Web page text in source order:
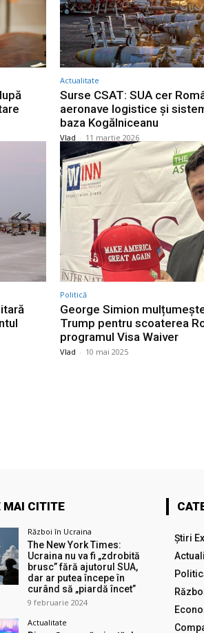
Actualitate
Surse CSAT: SUA cer
aeronave logistice și
baza Kogălniceanu
Vlad - 11 martie 2026
Politică
George Simion
Trump pentru scoaterea
programul Visa Waiver
Vlad - 10 mai 2025
MAI CITITE
Război în Ucraina
The New York Times:
Ucraina nu va fi „zdrobită
brusc” fără ajutorul SUA,
dar ar putea începe în
curând să „piardă încet”
9 februarie 2024
Actualitate
Știri